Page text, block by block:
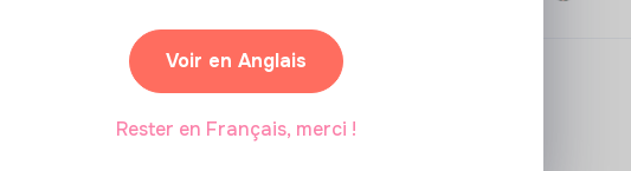
Voir en Anglais
Rester en Français, merci !